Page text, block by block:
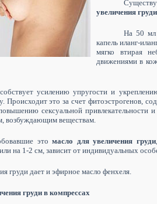
увеличения груди
На 50 мл
капель иланг-
мягко втирая
движениями в
усилению упругости и
Происходит это за счет фитоэстрогенов,
сексуальной привлекательности
возбуждающим веществам.
этомасло для увеличения груди
на 1-2 см, зависит от индивидуальных
груди дает и эфирное масло фенхеля.
груди в компрессах